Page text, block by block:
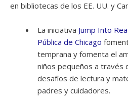
en bibliotecas de los EE. UU. y
La iniciativa Jump Into
Pública de Chicago
temprana y fomenta el
niños pequeños a través
desafíos de lectura y
padres y cuidadores.